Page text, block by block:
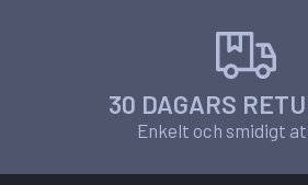
30 DAGARS
Enkelt och smidigt